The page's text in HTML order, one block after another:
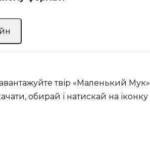
твір «Маленький Мук»
обирай і натискай на іконку